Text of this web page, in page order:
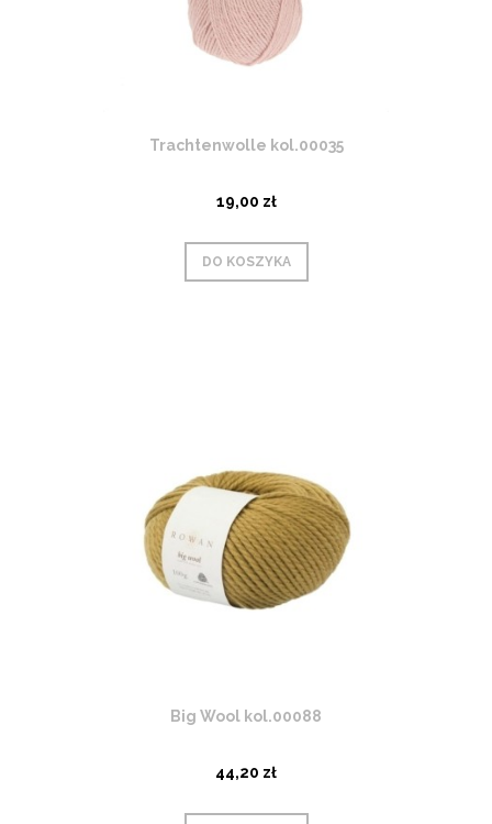
Trachtenwolle kol.00035
19,00 zł
DO KOSZYKA
Big Wool kol.00088
44,20 zł